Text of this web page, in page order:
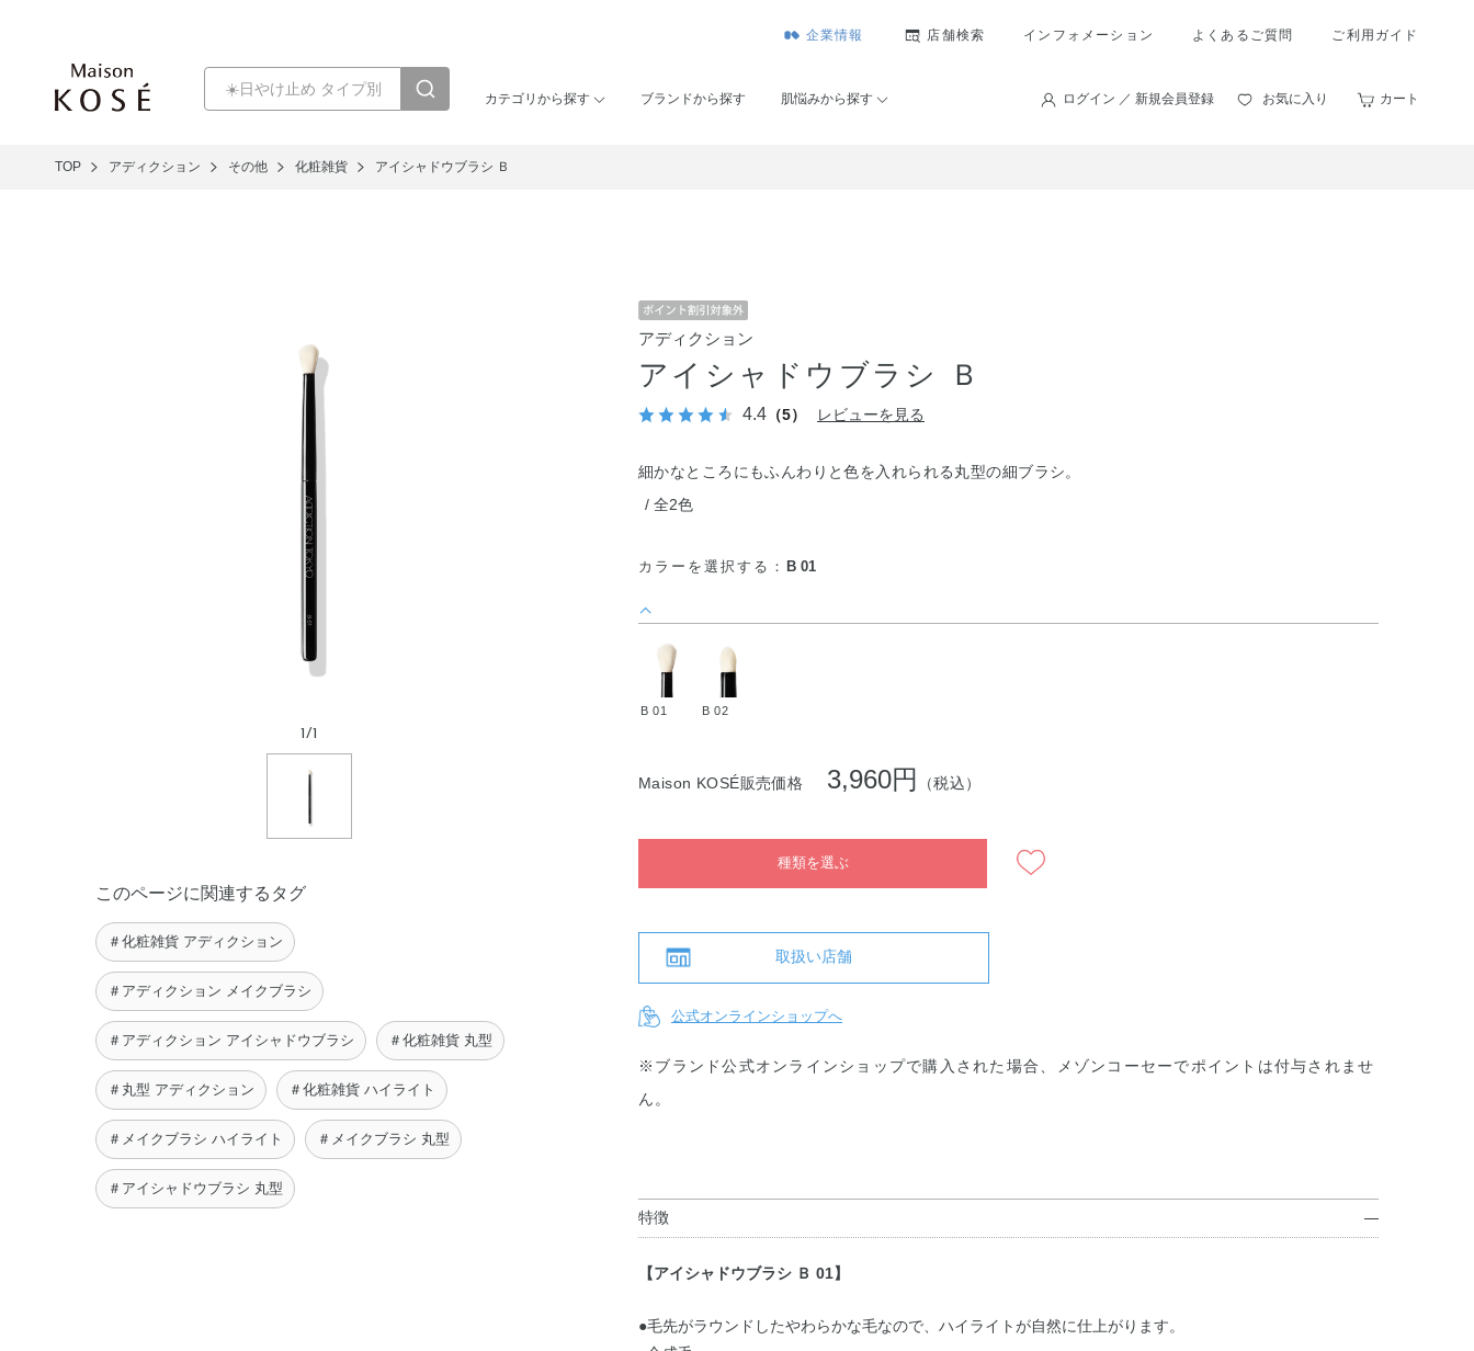
企業情報 店舗検索 インフォメーション よくあるご質問 ご利用ガイド
カテゴリから探す ブランドから探す 肌悩みから探す ログイン ／ 新規会員登録 お気に入り カート
TOP アディクション その他 化粧雑貨 アイシャドウブラシ Ｂ
1/1
このページに関連するタグ
＃化粧雑貨 アディクション
＃アディクション メイクブラシ
＃アディクション アイシャドウブラシ ＃化粧雑貨 丸型
＃丸型 アディクション ＃化粧雑貨 ハイライト
＃メイクブラシ ハイライト ＃メイクブラシ 丸型
＃アイシャドウブラシ 丸型
アディクション
アイシャドウブラシ Ｂ
4.4 （5） レビューを見る
細かなところにもふんわりと色を入れられる丸型の細ブラシ。
全2色
カラーを選択する： B 01
B 01 B 02
Maison KOSÉ販売価格 3,960円 （税込）
種類を選ぶ
取扱い店舗
公式オンラインショップへ
※ブランド公式オンラインショップで購入された場合、メゾンコーセーでポイントは付与されませ
ん。
特徴
【アイシャドウブラシ Ｂ 01】
●毛先がラウンドしたやわらかな毛なので、ハイライトが自然に仕上がります。